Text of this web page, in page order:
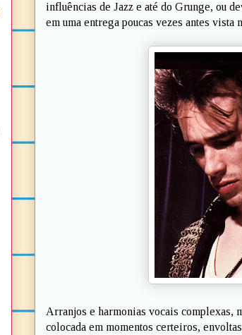
influências de Jazz e até do Grunge, ou
em uma entrega poucas vezes antes vista
Arranjos e harmonias vocais complexas,
colocada em momentos certeiros,